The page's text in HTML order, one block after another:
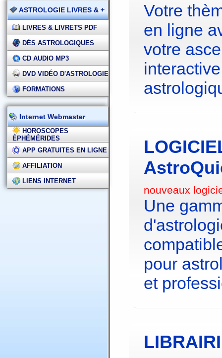
ASTROLOGIE LIVRES & +
LIVRES & LIVRETS PDF
DÉS ASTROLOGIQUES
CD AUDIO MP3
DVD VIDÉO D'ASTROLOGIE
FORMATIONS
Internet Webmaster
HOROSCOPES
ÉPHÉMÉRIDES
APP GRATUITES EN LIGNE
AFFILIATION
LIENS INTERNET
Votre
en ligne
votre
nouveaux
Une
pour
et